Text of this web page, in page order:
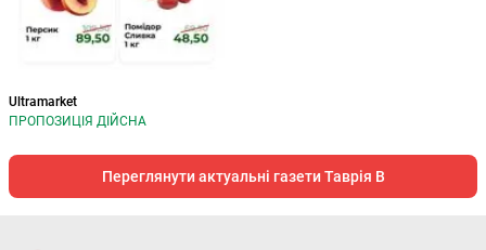
Ultramarket
ПРОПОЗИЦІЯ ДІЙСНА
Переглянути актуальні газети Таврія В